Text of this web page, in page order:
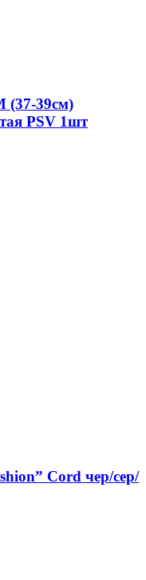
(37-39см)
PSV 1шт
Cord чер/сер/